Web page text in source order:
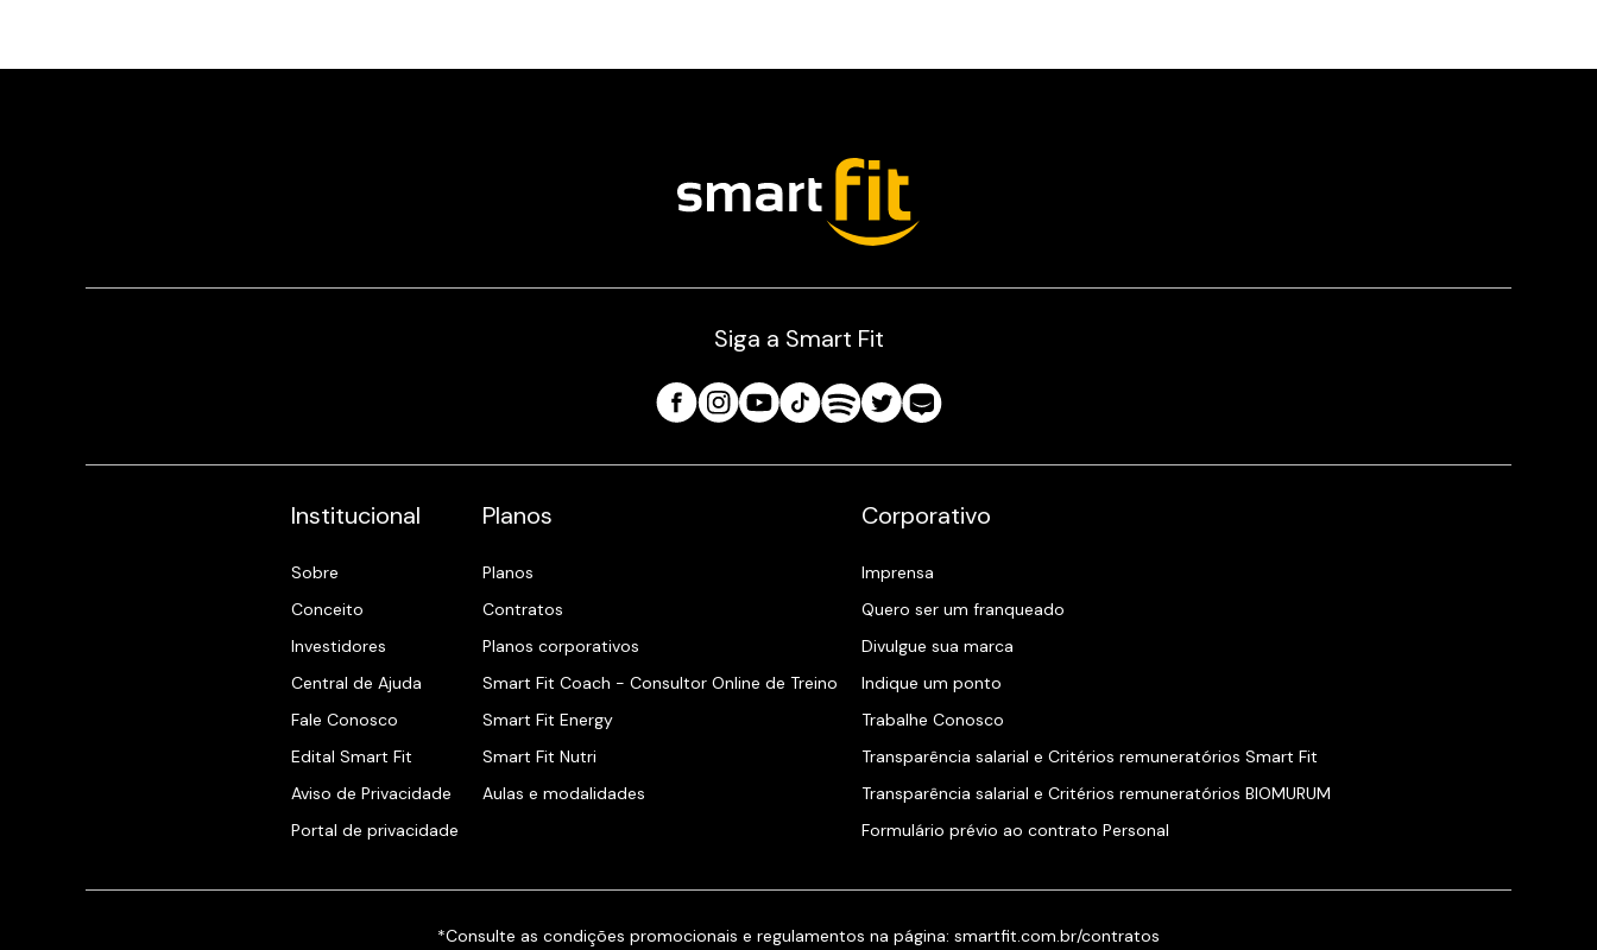
Siga a Smart Fit
Institucional
Sobre
Conceito
Investidores
Central de Ajuda
Fale Conosco
Edital Smart Fit
Aviso de Privacidade
Portal de privacidade
Planos
Planos
Contratos
Planos corporativos
Smart Fit Coach - Consultor Online de Treino
Smart Fit Energy
Smart Fit Nutri
Aulas e modalidades
Corporativo
Imprensa
Quero ser um franqueado
Divulgue sua marca
Indique um ponto
Trabalhe Conosco
Transparência salarial e Critérios remuneratórios Smart Fit
Transparência salarial e Critérios remuneratórios BIOMURUM
Formulário prévio ao contrato Personal
*Consulte as condições promocionais e regulamentos na página: smartfit.com.br/contratos